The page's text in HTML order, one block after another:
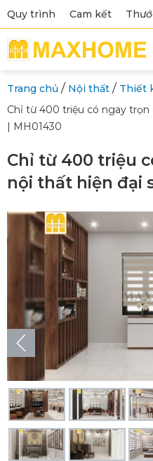
Quy trình Cam kết
Trang chủ / Nội thất / Thiết
Chỉ từ 400 triệu có ngay trọn
| MH01430
Chỉ từ 400 triệu
nội thất hiện đại